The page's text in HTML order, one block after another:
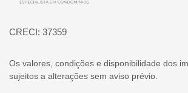
CRECI: 37359
Os valores, condições e disponibilidade dos
sujeitos a alterações sem aviso prévio.